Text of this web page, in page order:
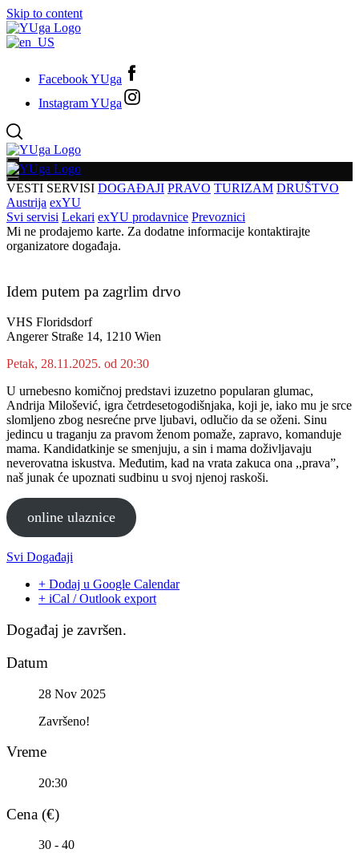
Skip to content
Facebook YUga
Instagram YUga
VESTI SERVISI DOGAĐAJI PRAVO TURIZAM DRUŠTVO
Austrija exYU
Svi servisi Lekari exYU prodavnice Prevoznici
Mi ne prodajemo karte. Za dodatne informacije kontaktirajte
organizatore događaja.
Idem putem pa zagrlim drvo
VHS Floridsdorf
Angerer Straße 14, 1210 Wien
Petak, 28.11.2025. od 20:30
U urnebesno komičnoj predstavi izuzetno popularan glumac,
Andrija Milošević, igra četrdesetogodišnjaka, koji je, iako mu je srce
slomljeno zbog nesrećne prve ljubavi, odlučio da se oženi. Sinu
jedincu u traganju za pravom ženom pomaže, zapravo, komanduje
mama. Kandidatkinje se smenjuju, a sin i mama doživljavaju
neverovatna iskustva. Međutim, kad na vrata zakuca ona ,,prava”,
naš junak će upoznati sudbinu u svoj njenoj raskoši.
online ulaznice
Svi Događaji
+ Dodaj u Google Calendar
+ iCal / Outlook export
Događaj je završen.
Datum
28 Nov 2025
Završeno!
Vreme
20:30
Cena (€)
30 - 40